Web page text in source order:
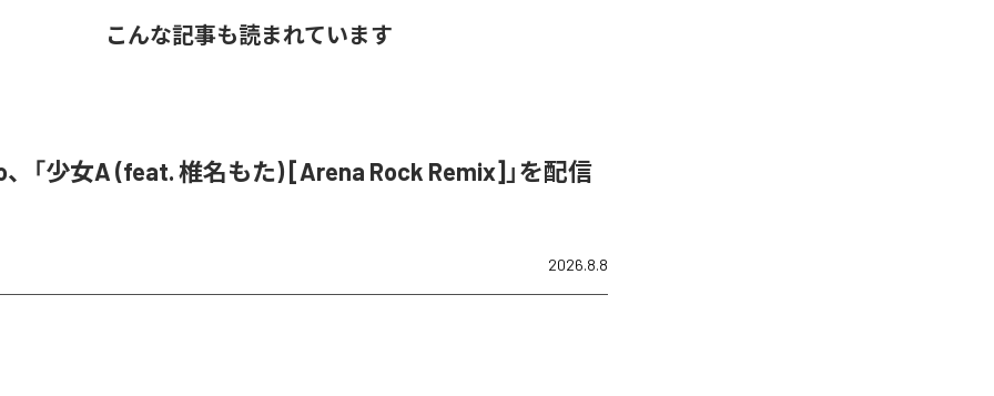
こんな記事も読まれています
「少女A (feat. 椎名もた) [Arena Rock Remix]」を配信
2026.8.8